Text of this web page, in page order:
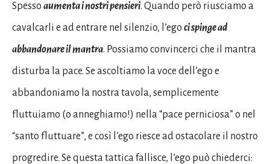
Spesso aumenta i nostri pensieri. Quando però riusciamo a
cavalcarli e ad entrare nel silenzio, l’ego ci spinge ad
abbandonare il mantra. Possiamo convincerci che il mantra
disturba la pace. Se ascoltiamo la voce dell’ego e
abbandoniamo la nostra tavola, semplicemente
fluttuiamo (o anneghiamo!) nella “pace perniciosa” o nel
“santo fluttuare”, e così l’ego riesce ad ostacolare il nostro
progredire. Se questa tattica fallisce, l’ego può chiederci: